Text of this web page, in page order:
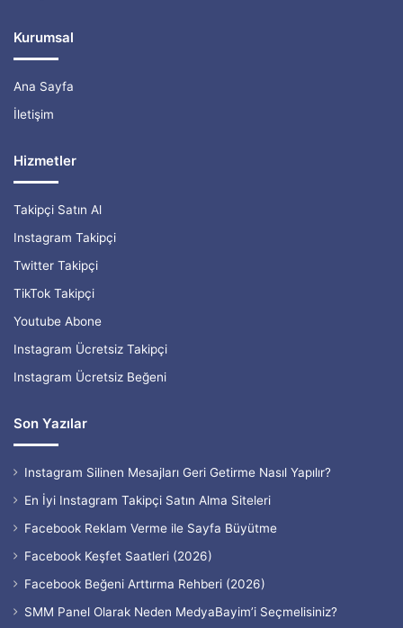
Kurumsal
Ana Sayfa
İletişim
Hizmetler
Takipçi Satın Al
Instagram Takipçi
Twitter Takipçi
TikTok Takipçi
Youtube Abone
Instagram Ücretsiz Takipçi
Instagram Ücretsiz Beğeni
Son Yazılar
Instagram Silinen Mesajları Geri Getirme Nasıl Yapılır?
En İyi Instagram Takipçi Satın Alma Siteleri
Facebook Reklam Verme ile Sayfa Büyütme
Facebook Keşfet Saatleri (2026)
Facebook Beğeni Arttırma Rehberi (2026)
SMM Panel Olarak Neden MedyaBayim’i Seçmelisiniz?